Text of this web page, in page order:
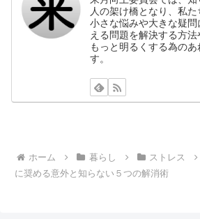
人の架け橋となり、私
小さな悩みや大きな疑
える問題を解決する方
もっと明るくする為の
す。
ホーム 暮らし ストレス
に奨める意外と知らない５つの解消術